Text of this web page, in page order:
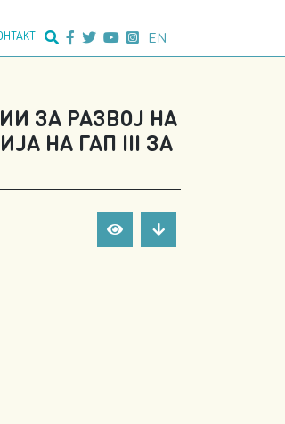
EN
ЗА РАЗВОЈ НА
НА ГАП III ЗА